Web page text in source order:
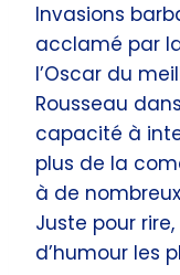
Invasions
acclamé par
l’Oscar du
Rousseau
capacité à
plus de la
à de
Juste pour
d’humour les